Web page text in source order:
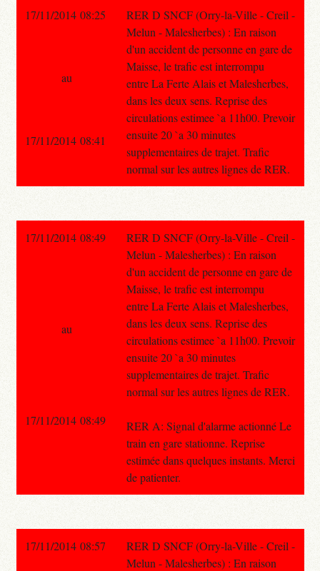
17/11/2014 08:25
RER D SNCF (Orry-la-Ville - Creil -
Melun - Malesherbes) : En raison
d'un accident de personne en gare de
Maisse, le trafic est interrompu
entre La Ferte Alais et Malesherbes,
dans les deux sens. Reprise des
circulations estimee `a 11h00. Prevoir
ensuite 20 `a 30 minutes
supplementaires de trajet. Trafic
normal sur les autres lignes de RER.
au
17/11/2014 08:41
17/11/2014 08:49
RER D SNCF (Orry-la-Ville - Creil -
Melun - Malesherbes) : En raison
d'un accident de personne en gare de
Maisse, le trafic est interrompu
entre La Ferte Alais et Malesherbes,
dans les deux sens. Reprise des
circulations estimee `a 11h00. Prevoir
ensuite 20 `a 30 minutes
supplementaires de trajet. Trafic
normal sur les autres lignes de RER.
RER A: Signal d'alarme actionné Le
train en gare stationne. Reprise
estimée dans quelques instants. Merci
de patienter.
au
17/11/2014 08:49
17/11/2014 08:57
RER D SNCF (Orry-la-Ville - Creil -
Melun - Malesherbes) : En raison